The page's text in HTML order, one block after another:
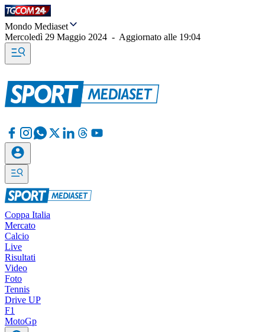
Mondo Mediaset
Mercoledì 29 Maggio 2024 - Aggiornato alle 19:04
Coppa Italia
Mercato
Calcio
Live
Risultati
Video
Foto
Tennis
Drive UP
F1
MotoGp